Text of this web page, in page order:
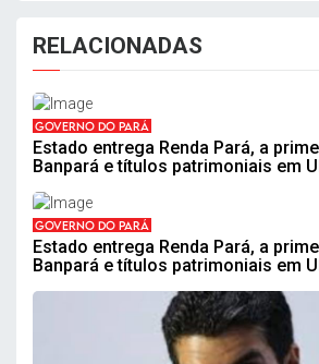
RELACIONADAS
GOVERNO DO PARÁ
Estado entrega Renda Pará, a
Banpará e títulos patrimoniais em
GOVERNO DO PARÁ
Estado entrega Renda Pará, a
Banpará e títulos patrimoniais em